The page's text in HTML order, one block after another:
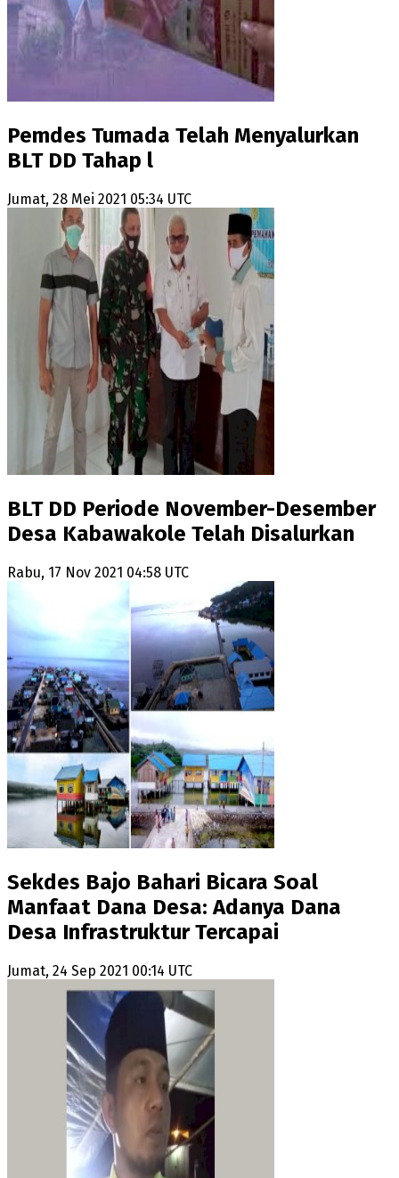
Pemdes Tumada Telah Menyalurkan
BLT DD Tahap l
Jumat, 28 Mei 2021 05:34 UTC
BLT DD Periode November-Desember
Desa Kabawakole Telah Disalurkan
Rabu, 17 Nov 2021 04:58 UTC
Sekdes Bajo Bahari Bicara Soal
Manfaat Dana Desa: Adanya Dana
Desa Infrastruktur Tercapai
Jumat, 24 Sep 2021 00:14 UTC